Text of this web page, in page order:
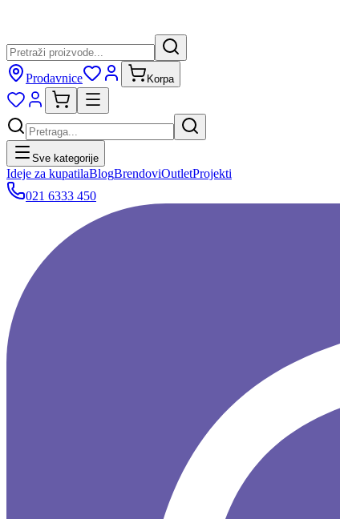
Prodavnice Korpa
Sve kategorije
Ideje za kupatilaBlogBrendoviOutletProjekti
021 6333 450